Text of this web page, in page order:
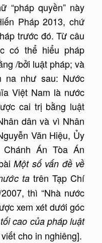
“pháp quyền” này
Pháp 2013, chứ
trước đó. Từ câu
có thể hiểu pháp
/bởi luật pháp; và
na như sau: Nước
Việt Nam là nước
cai trị bằng luật
dân và vì Nhân
Văn Hiệu, Ủy
Án Tòa Án
Một số vấn đề về
ta trên Tạp Chí
thì “Nhà nước
xem xét dưới góc
cao của pháp luật
cho in nghiêng].